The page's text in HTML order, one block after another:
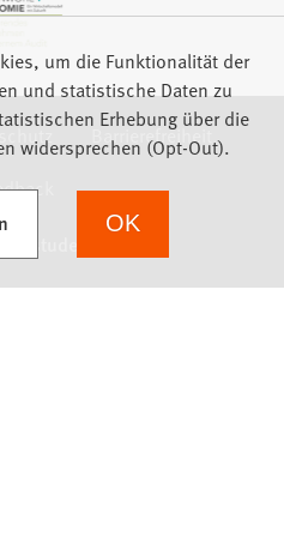
Barrierefreiheit
um die Funktionalität der
und statistische Daten zu
Erhebung über die
widersprechen (Opt-Out).
OK